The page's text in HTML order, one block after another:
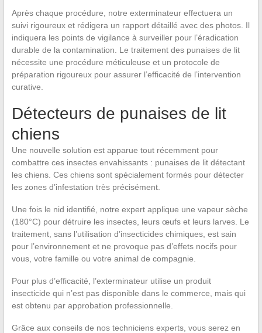
Après chaque procédure, notre exterminateur effectuera un
suivi rigoureux et rédigera un rapport détaillé avec des photos. Il
indiquera les points de vigilance à surveiller pour l’éradication
durable de la contamination. Le traitement des punaises de lit
nécessite une procédure méticuleuse et un protocole de
préparation rigoureux pour assurer l’efficacité de l’intervention
curative.
Détecteurs de punaises de lit
chiens
Une nouvelle solution est apparue tout récemment pour
combattre ces insectes envahissants : punaises de lit détectant
les chiens. Ces chiens sont spécialement formés pour détecter
les zones d’infestation très précisément.
Une fois le nid identifié, notre expert applique une vapeur sèche
(180°C) pour détruire les insectes, leurs œufs et leurs larves. Le
traitement, sans l’utilisation d’insecticides chimiques, est sain
pour l’environnement et ne provoque pas d’effets nocifs pour
vous, votre famille ou votre animal de compagnie.
Pour plus d’efficacité, l’exterminateur utilise un produit
insecticide qui n’est pas disponible dans le commerce, mais qui
est obtenu par approbation professionnelle.
Grâce aux conseils de nos techniciens experts, vous serez en